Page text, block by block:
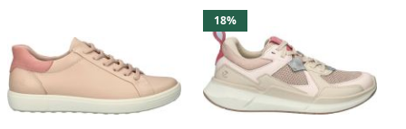
18%